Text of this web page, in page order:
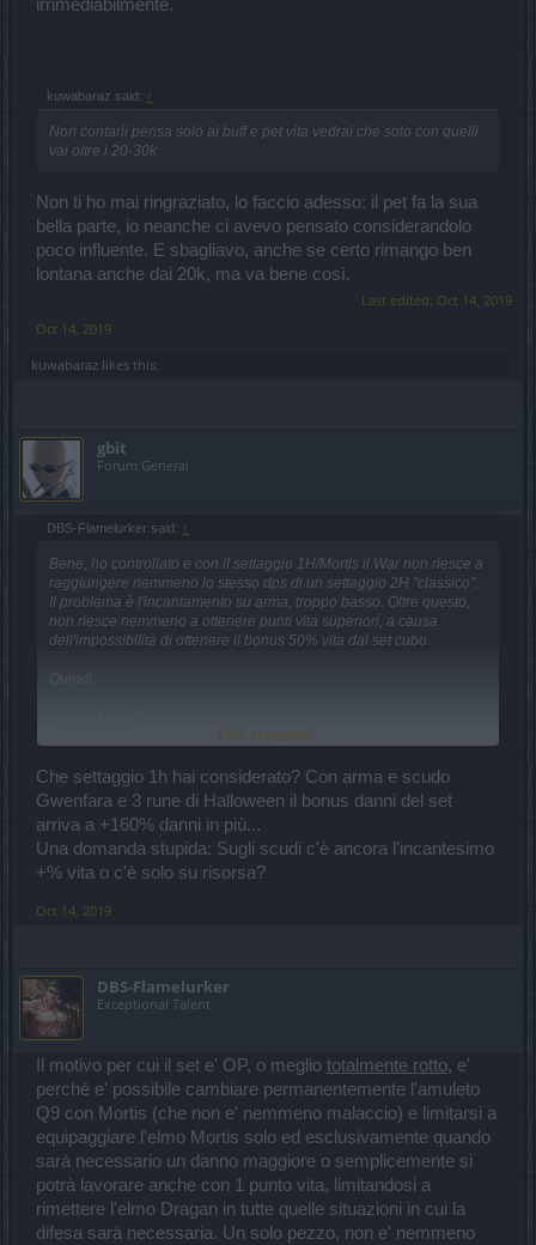
irrimediabilmente.
kuwabaraz said: ↑
Non contarli pensa solo ai buff e pet vita vedrai che solo con quelli
vai oltre i 20-30k
Non ti ho mai ringraziato, lo faccio adesso: il pet fa la sua
bella parte, io neanche ci avevo pensato considerandolo
poco influente. E sbagliavo, anche se certo rimango ben
lontana anche dai 20k, ma va bene così.
Last edited: Oct 14, 2019
Oct 14, 2019
kuwabaraz likes this.
gbit
Forum General
DBS-Flamelurker said: ↑
Bene, ho controllato e con il settaggio 1H/Mortis il War non riesce a
raggiungere nemmeno lo stesso dps di un settaggio 2H "classico".
Il problema è l'incantamento su arma, troppo basso. Oltre questo,
non riesce nemmeno a ottenere punti vita superiori, a causa
dell'impossibilità di ottenere il bonus 50% vita dal set cubo.
Quindi:
*l'attacco base ottenuto è simile, ma senza buff Q7 perdiamo troppi
danni;
L'unica cosa migliore è la riduzione, che è maggiore rispetto
settaggio 2H. Non abbastanza per compensare gli svantaggi, però.
Peccato.
Click to expand...
Che settaggio 1h hai considerato? Con arma e scudo
Gwenfara e 3 rune di Halloween il bonus danni del set
arriva a +160% danni in più...
Una domanda stupida: Sugli scudi c'è ancora l'incantesimo
+% vita o c'è solo su risorsa?
Oct 14, 2019
DBS-Flamelurker
Exceptional Talent
Il motivo per cui il set e' OP, o meglio totalmente rotto, e'
perché e' possibile cambiare permanentemente l'amuleto
Q9 con Mortis (che non e' nemmeno malaccio) e limitarsi a
equipaggiare l'elmo Mortis solo ed esclusivamente quando
sarà necessario un danno maggiore o semplicemente si
potrà lavorare anche con 1 punto vita, limitandosi a
rimettere l'elmo Dragan in tutte quelle situazioni in cui la
difesa sarà necessaria. Un solo pezzo, non e' nemmeno